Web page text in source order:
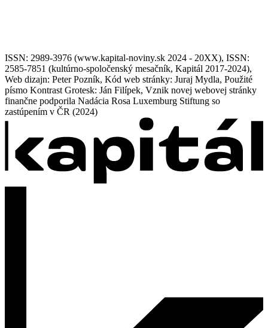
ISSN: 2989-3976 (www.kapital-noviny.sk 2024 - 20XX), ISSN:
2585-7851 (kultúrno-spoločenský mesačník, Kapitál 2017-2024),
Web dizajn: Peter Pozník, Kód web stránky: Juraj Mydla, Použité
písmo Kontrast Grotesk: Ján Filípek, Vznik novej webovej stránky
finančne podporila Nadácia Rosa Luxemburg Stiftung so
zastúpením v ČR (2024)